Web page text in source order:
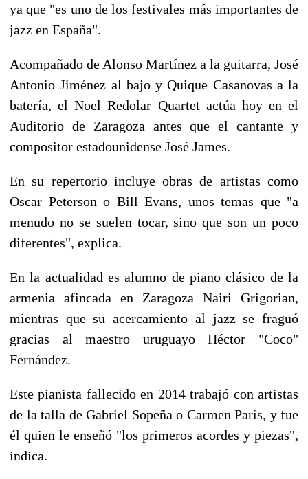
ya que "es uno de los festivales más importantes de
jazz en España".
Acompañado de Alonso Martínez a la guitarra, José
Antonio Jiménez al bajo y Quique Casanovas a la
batería, el Noel Redolar Quartet actúa hoy en el
Auditorio de Zaragoza antes que el cantante y
compositor estadounidense José James.
En su repertorio incluye obras de artistas como
Oscar Peterson o Bill Evans, unos temas que "a
menudo no se suelen tocar, sino que son un poco
diferentes", explica.
En la actualidad es alumno de piano clásico de la
armenia afincada en Zaragoza Nairi Grigorian,
mientras que su acercamiento al jazz se fraguó
gracias al maestro uruguayo Héctor "Coco"
Fernández.
Este pianista fallecido en 2014 trabajó con artistas
de la talla de Gabriel Sopeña o Carmen París, y fue
él quien le enseñó "los primeros acordes y piezas",
indica.